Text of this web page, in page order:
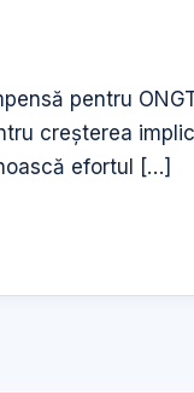
pentru
creșterea
efortul […]